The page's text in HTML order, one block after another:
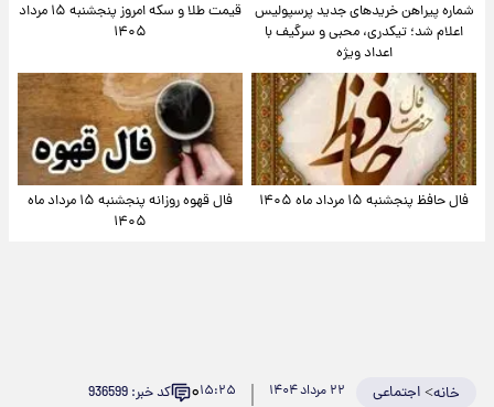
شماره پیراهن خریدهای جدید پرسپولیس
اعلام شد؛ تیکدری، محبی و سرگیف با
اعداد ویژه
قیمت طلا و سکه امروز پنجشنبه ۱۵ مرداد
۱۴۰۵
فال حافظ پنجشنبه ۱۵ مرداد ماه ۱۴۰۵
فال قهوه روزانه پنجشنبه ۱۵ مرداد ماه
۱۴۰۵
خانه>اجتماعی ۲۲ مرداد ۱۴۰۴ ۱۵:۲۵۰ کد خبر: 936599